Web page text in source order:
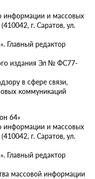
информации и массовых
г. Саратов, ул.
Главный редактор
издания Эл № ФС77-
в сфере связи,
коммуникаций
64»
информации и массовых
г. Саратов, ул.
Главный редактор
массовой информации